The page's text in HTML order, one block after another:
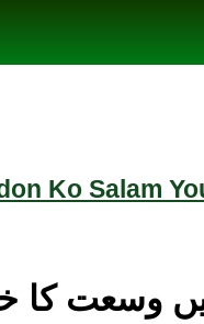
Ko Salam
وسعت کا